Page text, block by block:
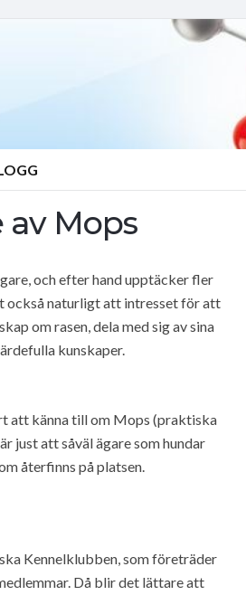
av Mops
och efter hand upptäcker fler
också naturligt att intresset för att
om rasen, dela med sig av sina
kunskaper.
att känna till om Mops (praktiska
just att såväl ägare som hundar
återfinns på platsen.
Kennelklubben, som företräder
Då blir det lättare att